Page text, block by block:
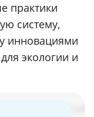
практики
систему,
инновациями
экологии и